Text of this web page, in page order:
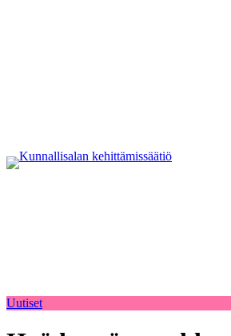
Uutiset